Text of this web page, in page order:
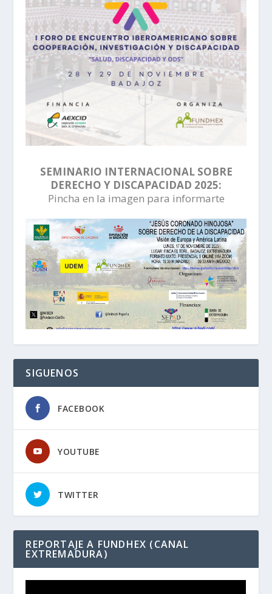
SEMINARIO INTERNACIONAL SOBRE
DERECHO Y DISCAPACIDAD 2025:
Pincha en la imagen para informarte
SIGUENOS
FACEBOOK
YOUTUBE
TWITTER
REPORTAJE A FUNDHEX (CANAL
EXTREMADURA)